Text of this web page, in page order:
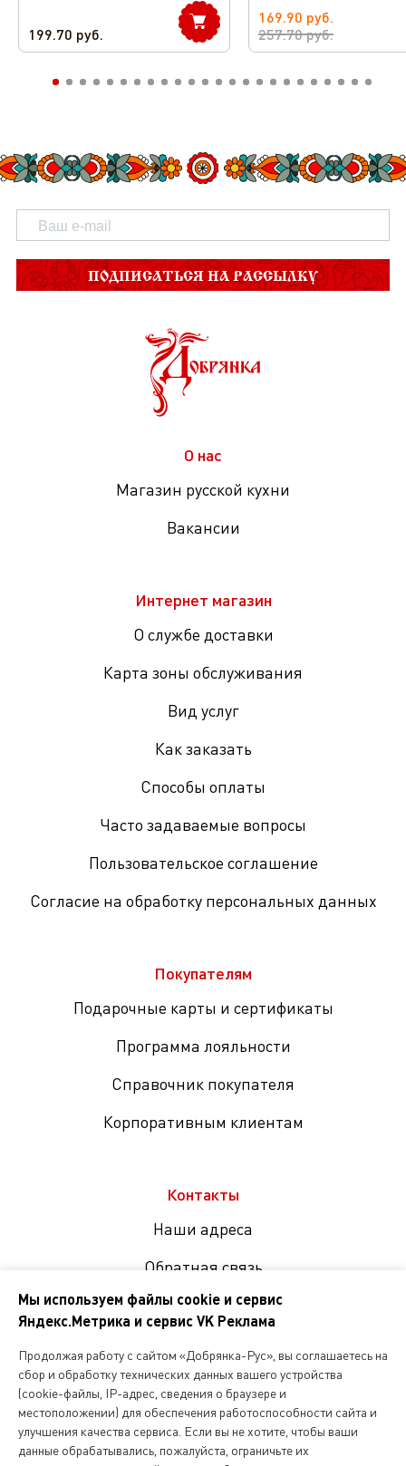
199.70 руб.
169.90 руб.
257.70руб.
ПОДПИСАТЬСЯ НА РАССЫЛКУ
О нас
Магазин русской кухни
Вакансии
Интернет магазин
О службе доставки
Карта зоны обслуживания
Вид услуг
Как заказать
Способы оплаты
Часто задаваемые вопросы
Пользовательское соглашение
Согласие на обработку персональных данных
Покупателям
Подарочные карты и сертификаты
Программа лояльности
Справочник покупателя
Корпоративным клиентам
Контакты
Наши адреса
Обратная связь
соцсетях
Копирование и любое другое использование информации,
размещенной на сайте Dobryanka-rus.ru
допускается исключительно с письменного разрешения ООО
Мы используем файлы cookie и сервис
Яндекс.Метрика и сервис VK Реклама
Продолжая работу с сайтом «Добрянка-Рус», вы соглашаетесь на
сбор и обработку технических данных вашего устройства
(cookie-файлы, IP-адрес, сведения о браузере и
местоположении) для обеспечения работоспособности сайта и
улучшения качества сервиса. Если вы не хотите, чтобы ваши
данные обрабатывались, пожалуйста, ограничьте их